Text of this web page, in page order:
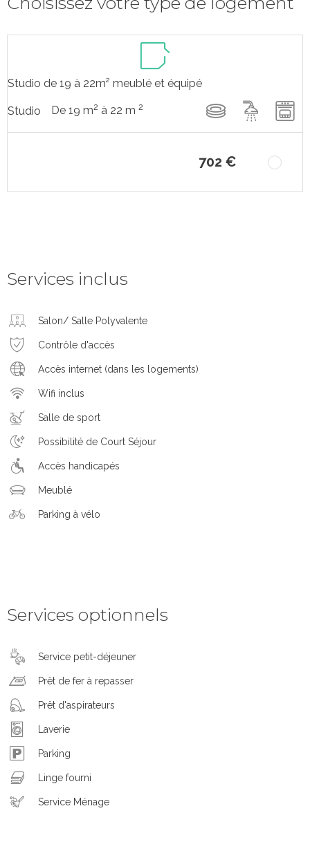
Studio de 19 à 22m² meublé et équipé
Studio De 19 m2 à 22 m 2
702 €
Services inclus
Salon/ Salle Polyvalente
Contrôle d'accès
Accès internet (dans les logements)
Wifi inclus
Salle de sport
Possibilité de Court Séjour
Accès handicapés
Meublé
Parking à vélo
Services optionnels
Service petit-déjeuner
Prêt de fer à repasser
Prêt d'aspirateurs
Laverie
Parking
Linge fourni
Service Ménage